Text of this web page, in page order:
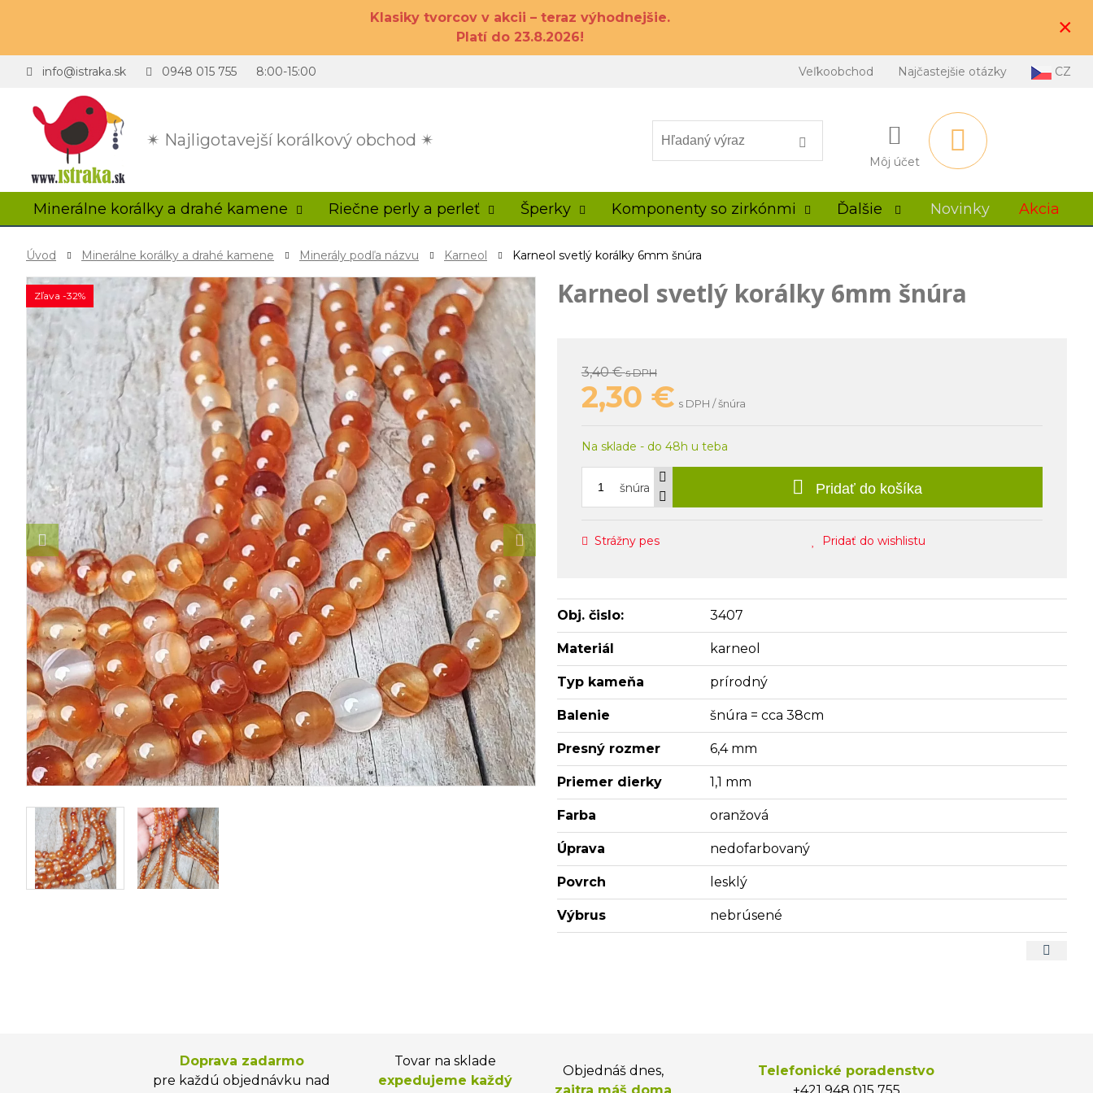
Klasiky tvorcov v akcii – teraz výhodnejšie.
Platí do 23.8.2026!
×
✴ Najligotavejší korálkový obchod ✴
info@istraka.sk 0948 015 755 8:00-15:00 Veľkoobchod Najčastejšie otázky CZ
Môj účet
Minerálne korálky a drahé kamene Riečne perly a perleť Šperky Komponenty so zirkónmi Ďalšie Novinky Akcia
Úvod Minerálne korálky a drahé kamene Minerály podľa názvu Karneol Karneol svetlý korálky 6mm šnúra
Zľava -32% Karneol svetlý korálky 6mm šnúra
3,40 €s DPH
2,30 € s DPH / šnúra
Na sklade - do 48h u teba
šnúra Pridať do košíka
Strážny pes Pridať do wishlistu
Obj. čislo: 3407
Materiál karneol
Typ kameňa prírodný
Balenie šnúra = cca 38cm
Presný rozmer 6,4 mm
Priemer dierky 1,1 mm
Farba oranžová
Úprava nedofarbovaný
Povrch lesklý
Výbrus nebrúsené
Doprava zadarmo
pre každú objednávku nad
Tovar na sklade
expedujeme každý
Objednáš dnes,
Telefonické poradenstvo